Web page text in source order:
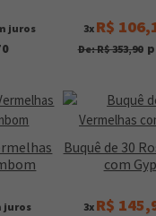
juros 3x R$
De: R$ 353,90
juros
Buquê de 30
com
3x R$